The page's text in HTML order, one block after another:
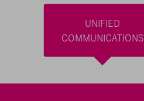
UNIFIED
COMMUNICATIONS